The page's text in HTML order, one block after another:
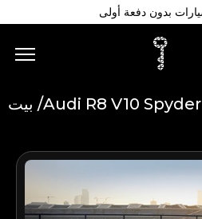
بيت /Audi R8 V10 Spyder